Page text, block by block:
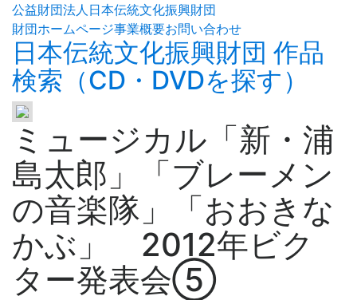
公益財団法人日本伝統文化振興財団
財団ホームページ事業概要お問い合わせ
日本伝統文化振興財団 作品
検索（CD・DVDを探す）
ミュージカル「新・浦
島太郎」「ブレーメン
の音楽隊」「おおきな
かぶ」 2012年ビク
ター発表会⑤